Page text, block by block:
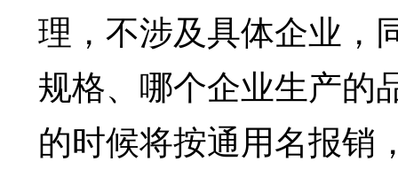
理，不涉及具体企业，
规格、哪个企业生产的
的时候将按通用名报销